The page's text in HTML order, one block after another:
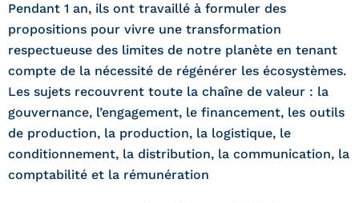
Pendant 1 an, ils ont travaillé à formuler des
propositions pour vivre une transformation
respectueuse des limites de notre planète en tenant
compte de la nécessité de régénérer les écosystèmes.
Les sujets recouvrent toute la chaîne de valeur : la
gouvernance, l’engagement, le financement, les outils
de production, la production, la logistique, le
conditionnement, la distribution, la communication, la
comptabilité et la rémunération